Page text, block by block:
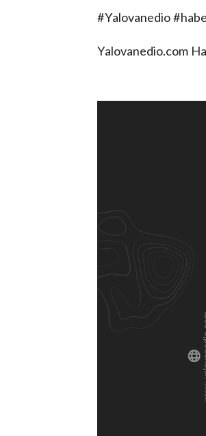
#Yalovanedio
Yalovanedio.com